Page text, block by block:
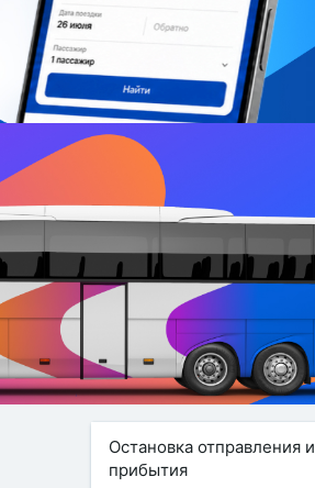
Остановка отправления и
прибытия